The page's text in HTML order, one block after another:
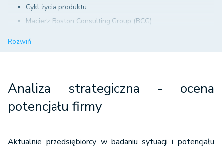
Cykl życia produktu
Macierz Boston Consulting Group (BCG)
biznesplanu
Rozwiń
Analiza strategiczna - ocena
potencjału firmy
Aktualnie przedsiębiorcy w badaniu sytuacji i potencjału